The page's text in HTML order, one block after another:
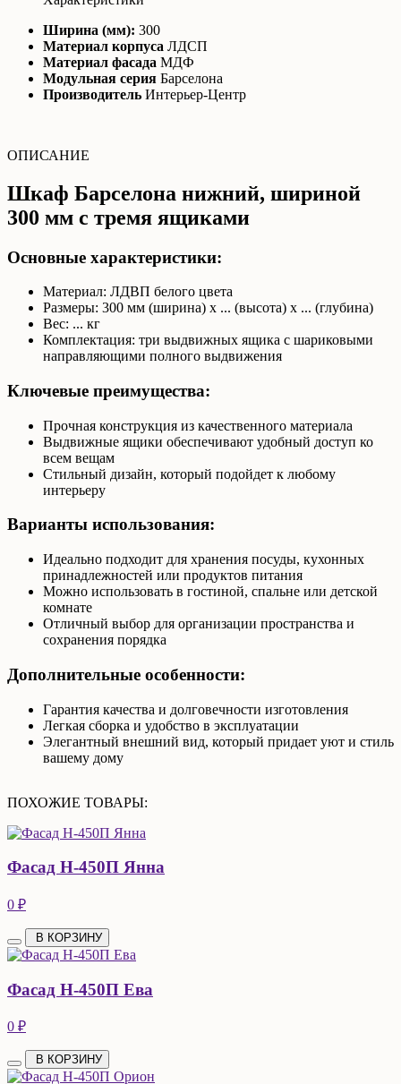
Ширина (мм): 300
Материал корпуса ЛДСП
Материал фасада МДФ
Модульная серия Барселона
Производитель Интерьер-Центр
ОПИСАНИЕ
Шкаф Барселона нижний, шириной
300 мм с тремя ящиками
Основные характеристики:
Материал: ЛДВП белого цвета
Размеры: 300 мм (ширина) х ... (высота) х ... (глубина)
Вес: ... кг
Комплектация: три выдвижных ящика с шариковыми
направляющими полного выдвижения
Ключевые преимущества:
Прочная конструкция из качественного материала
Выдвижные ящики обеспечивают удобный доступ ко
всем вещам
Стильный дизайн, который подойдет к любому
интерьеру
Варианты использования:
Идеально подходит для хранения посуды, кухонных
принадлежностей или продуктов питания
Можно использовать в гостиной, спальне или детской
комнате
Отличный выбор для организации пространства и
сохранения порядка
Дополнительные особенности:
Гарантия качества и долговечности изготовления
Легкая сборка и удобство в эксплуатации
Элегантный внешний вид, который придает уют и стиль
вашему дому
ПОХОЖИЕ ТОВАРЫ:
Фасад Н-450П Янна
0 ₽
В КОРЗИНУ
Фасад Н-450П Ева
0 ₽
В КОРЗИНУ